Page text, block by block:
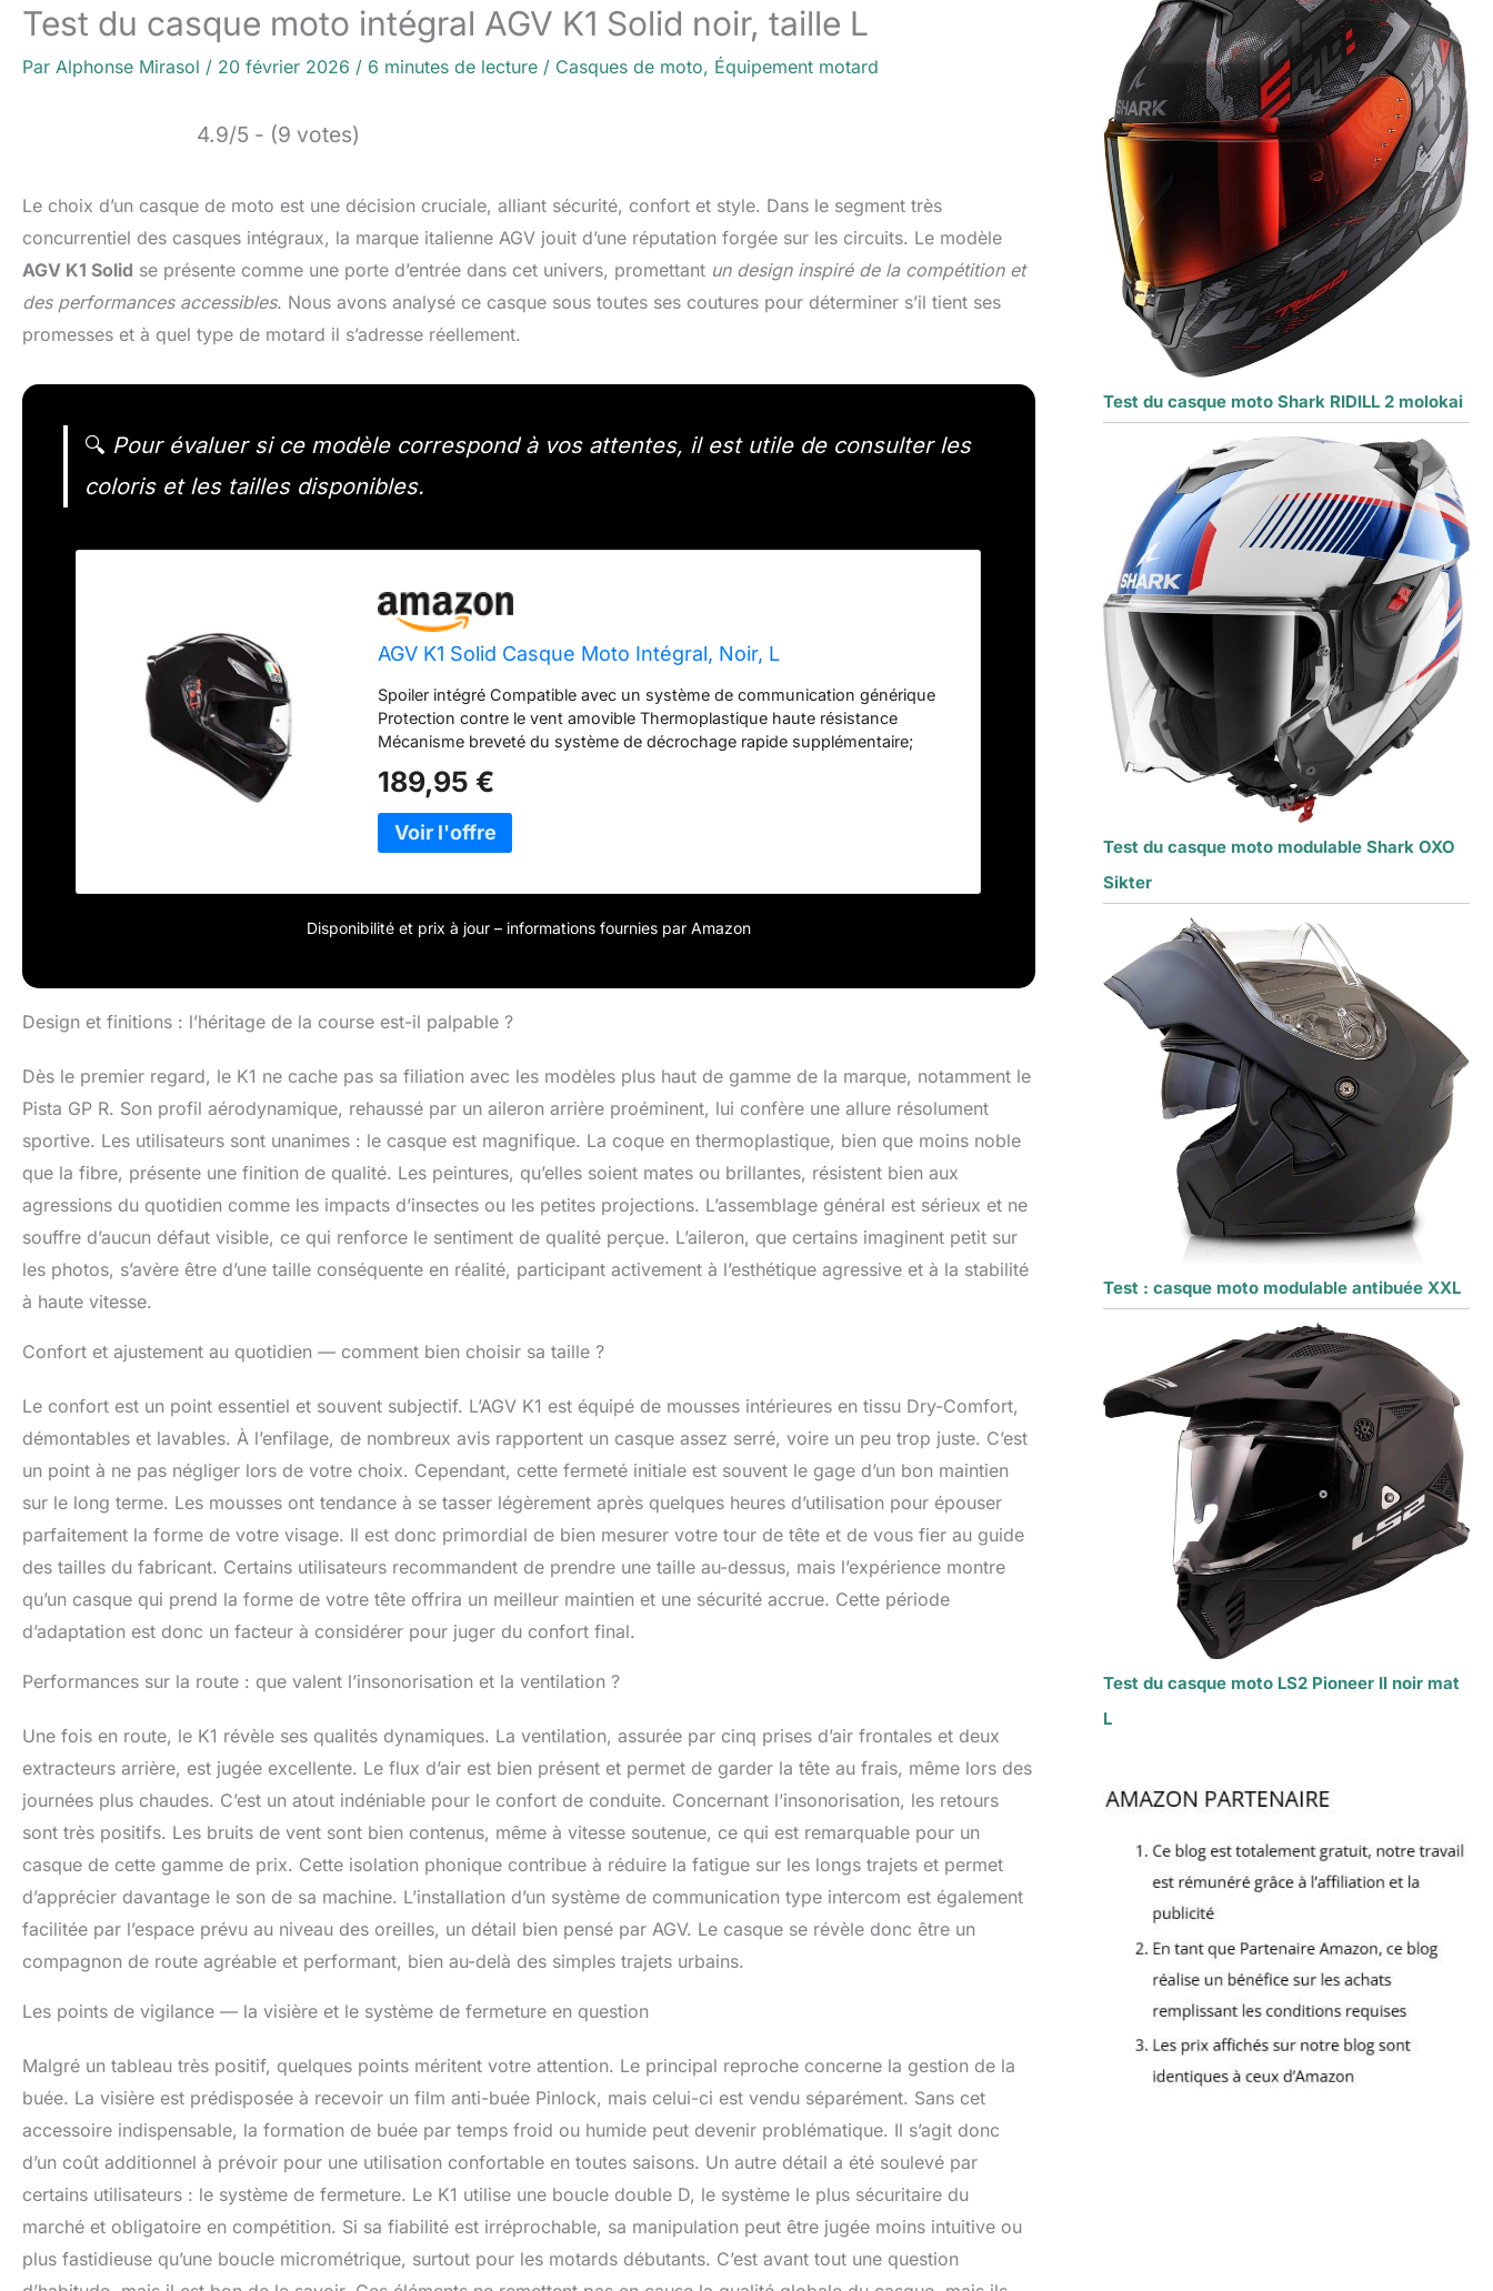
Test du casque moto intégral AGV K1 Solid noir, taille L
Par Alphonse Mirasol / 20 février 2026 / 6 minutes de lecture / Casques de moto, Équipement motard
4.9/5 - (9 votes)
Le choix d’un casque de moto est une décision cruciale, alliant sécurité, confort et style. Dans le segment très
concurrentiel des casques intégraux, la marque italienne AGV jouit d’une réputation forgée sur les circuits. Le modèle
AGV K1 Solid se présente comme une porte d’entrée dans cet univers, promettant un design inspiré de la compétition et
des performances accessibles. Nous avons analysé ce casque sous toutes ses coutures pour déterminer s’il tient ses
promesses et à quel type de motard il s’adresse réellement.
🔍 Pour évaluer si ce modèle correspond à vos attentes, il est utile de consulter les
coloris et les tailles disponibles.
AGV K1 Solid Casque Moto Intégral, Noir, L
Spoiler intégré Compatible avec un système de communication générique
Protection contre le vent amovible Thermoplastique haute résistance
Mécanisme breveté du système de décrochage rapide supplémentaire;
189,95 €
Disponibilité et prix à jour – informations fournies par Amazon
Design et finitions : l’héritage de la course est-il palpable ?
Dès le premier regard, le K1 ne cache pas sa filiation avec les modèles plus haut de gamme de la marque, notamment le
Pista GP R. Son profil aérodynamique, rehaussé par un aileron arrière proéminent, lui confère une allure résolument
sportive. Les utilisateurs sont unanimes : le casque est magnifique. La coque en thermoplastique, bien que moins noble
que la fibre, présente une finition de qualité. Les peintures, qu’elles soient mates ou brillantes, résistent bien aux
agressions du quotidien comme les impacts d’insectes ou les petites projections. L’assemblage général est sérieux et ne
souffre d’aucun défaut visible, ce qui renforce le sentiment de qualité perçue. L’aileron, que certains imaginent petit sur
les photos, s’avère être d’une taille conséquente en réalité, participant activement à l’esthétique agressive et à la stabilité
à haute vitesse.
Confort et ajustement au quotidien — comment bien choisir sa taille ?
Le confort est un point essentiel et souvent subjectif. L’AGV K1 est équipé de mousses intérieures en tissu Dry-Comfort,
démontables et lavables. À l’enfilage, de nombreux avis rapportent un casque assez serré, voire un peu trop juste. C’est
un point à ne pas négliger lors de votre choix. Cependant, cette fermeté initiale est souvent le gage d’un bon maintien
sur le long terme. Les mousses ont tendance à se tasser légèrement après quelques heures d’utilisation pour épouser
parfaitement la forme de votre visage. Il est donc primordial de bien mesurer votre tour de tête et de vous fier au guide
des tailles du fabricant. Certains utilisateurs recommandent de prendre une taille au-dessus, mais l’expérience montre
qu’un casque qui prend la forme de votre tête offrira un meilleur maintien et une sécurité accrue. Cette période
d’adaptation est donc un facteur à considérer pour juger du confort final.
Performances sur la route : que valent l’insonorisation et la ventilation ?
Une fois en route, le K1 révèle ses qualités dynamiques. La ventilation, assurée par cinq prises d’air frontales et deux
extracteurs arrière, est jugée excellente. Le flux d’air est bien présent et permet de garder la tête au frais, même lors des
journées plus chaudes. C’est un atout indéniable pour le confort de conduite. Concernant l’insonorisation, les retours
sont très positifs. Les bruits de vent sont bien contenus, même à vitesse soutenue, ce qui est remarquable pour un
casque de cette gamme de prix. Cette isolation phonique contribue à réduire la fatigue sur les longs trajets et permet
d’apprécier davantage le son de sa machine. L’installation d’un système de communication type intercom est également
facilitée par l’espace prévu au niveau des oreilles, un détail bien pensé par AGV. Le casque se révèle donc être un
compagnon de route agréable et performant, bien au-delà des simples trajets urbains.
Les points de vigilance — la visière et le système de fermeture en question
Malgré un tableau très positif, quelques points méritent votre attention. Le principal reproche concerne la gestion de la
buée. La visière est prédisposée à recevoir un film anti-buée Pinlock, mais celui-ci est vendu séparément. Sans cet
accessoire indispensable, la formation de buée par temps froid ou humide peut devenir problématique. Il s’agit donc
d’un coût additionnel à prévoir pour une utilisation confortable en toutes saisons. Un autre détail a été soulevé par
certains utilisateurs : le système de fermeture. Le K1 utilise une boucle double D, le système le plus sécuritaire du
marché et obligatoire en compétition. Si sa fiabilité est irréprochable, sa manipulation peut être jugée moins intuitive ou
plus fastidieuse qu’une boucle micrométrique, surtout pour les motards débutants. C’est avant tout une question
Test du casque moto Shark RIDILL 2 molokai
Test du casque moto modulable Shark OXO
Sikter
Test : casque moto modulable antibuée XXL
Test du casque moto LS2 Pioneer II noir mat
L